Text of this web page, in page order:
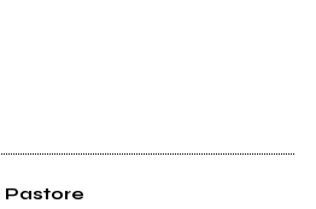
Pastore